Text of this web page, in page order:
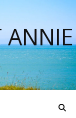
ANNIE